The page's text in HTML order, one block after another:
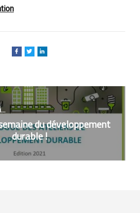
du développement
durable !